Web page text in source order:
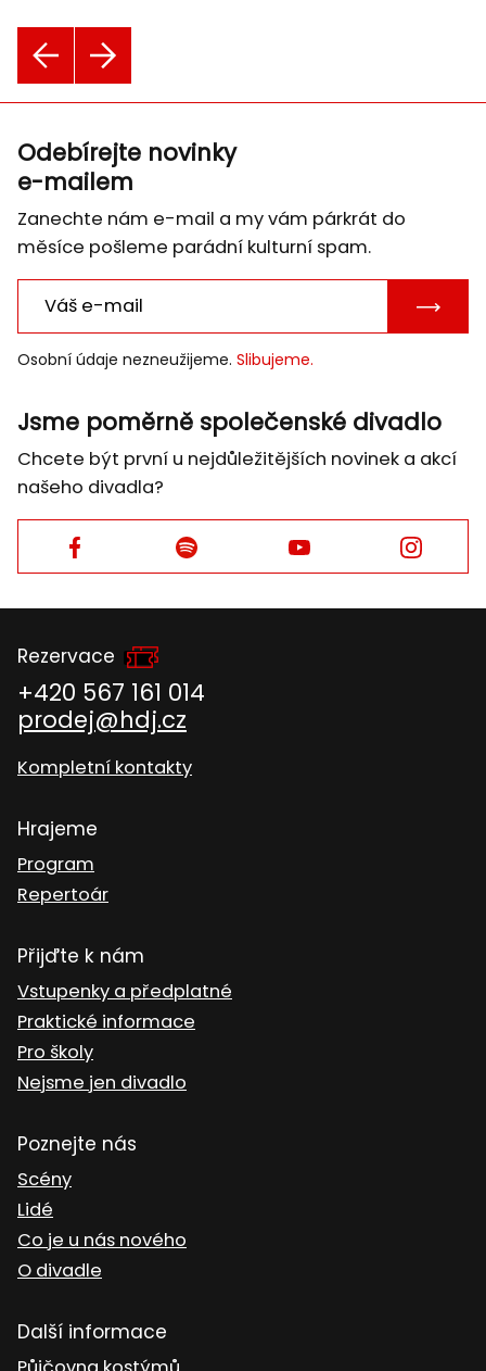
Odebírejte novinky
e-mailem
Zanechte nám e-mail a my vám párkrát do
měsíce pošleme parádní kulturní spam.
E-
Osobní údaje nezneužijeme. Slibujeme.
Jsme poměrně společenské divadlo
Chcete být první u nejdůležitějších novinek a akcí
našeho divadla?
Facebook Facebook Facebook Facebook
Rezervace
+420 567 161 014
prodej@hdj.cz
Kompletní kontakty
Hrajeme
Program
Repertoár
Přijďte k nám
Vstupenky a předplatné
Praktické informace
Pro školy
Nejsme jen divadlo
Poznejte nás
Scény
Lidé
Co je u nás nového
O divadle
Další informace